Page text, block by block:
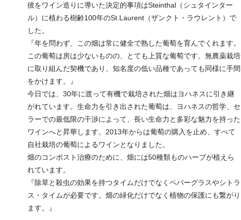
彼をワイン造りに導いた決定的事項はSteinthal（シュタインター
ル）に植わる樹齢100年のSt.Laurent（ザンクト・ラウレント）で
した。
『年を問わず、この畑は常に健全で熟した葡萄を育んでくれます。
この葡萄は房は少ないものの、とても上質な葡萄です。無農薬栽培
に取り組んだ契機であり、知名度の低い品種であっても同様に手間
をかけます。』
今日では、30年に渡って有機で栽培された畑はヨハネスに引き継
がれています。生命力を引き出された葡萄は、ヨハネスの哲学、セ
ラーでの最低限の干渉によって、長い生命力と多彩な魅力を持った
ワインへと昇華します。2013年からは葡萄の購入を止め、すべて
自社栽培の葡萄によるワインとなりました。
畑のコンポスト治療のために、畑には50種類ものハーブが植えら
れています。
『除草と殺虫の効果を持つタイムだけでなくペパーグラスやシトラ
ス・タイムが必要です。畑の緑化だけでなく植物の保護にも繋がり
ます。』